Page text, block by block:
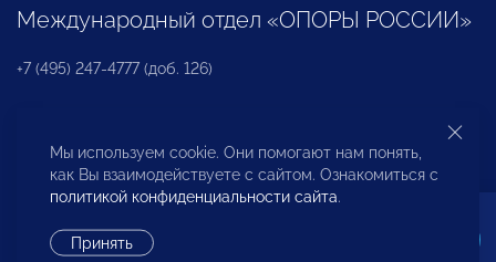
Международный отдел «ОПОРЫ РОССИИ»
+7 (495) 247-4777 (доб. 126)
Бюро по защите прав предпринимателей и
инвесторов
Мы используем cookie. Они помогают нам понять,
как Вы взаимодействуете с сайтом. Ознакомиться с
политикой конфиденциальности сайта.
Принять